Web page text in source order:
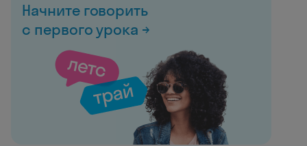
Начните говорить
с первого урока →